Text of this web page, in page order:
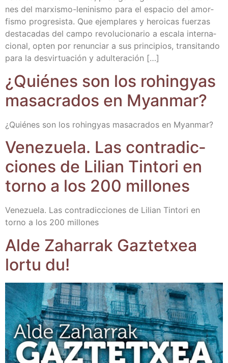
nes del mar­­xi­s­­mo-leni­­ni­s­­mo para el espa­cio del amor­
fis­mo pro­gre­sis­ta. Que ejem­pla­res y heroi­cas fuer­zas
des­ta­ca­das del cam­po revo­lu­cio­na­rio a esca­la inter­na­
cio­nal, opten por renun­ciar a sus prin­ci­pios, tran­si­tan­do
para la des­vir­tua­ción y adulteración […]
¿Quié­nes son los rohing­yas
masa­cra­dos en Myanmar?
¿Quié­nes son los rohing­yas masa­cra­dos en Myanmar?
Vene­zue­la. Las con­tra­dic­
cio­nes de Lilian Tin­to­ri en
torno a los 200 millones
Vene­zue­la. Las con­tra­dic­cio­nes de Lilian Tin­to­ri en
torno a los 200 millones
Alde Zaha­rrak Gaz­tetxea
lor­tu du!